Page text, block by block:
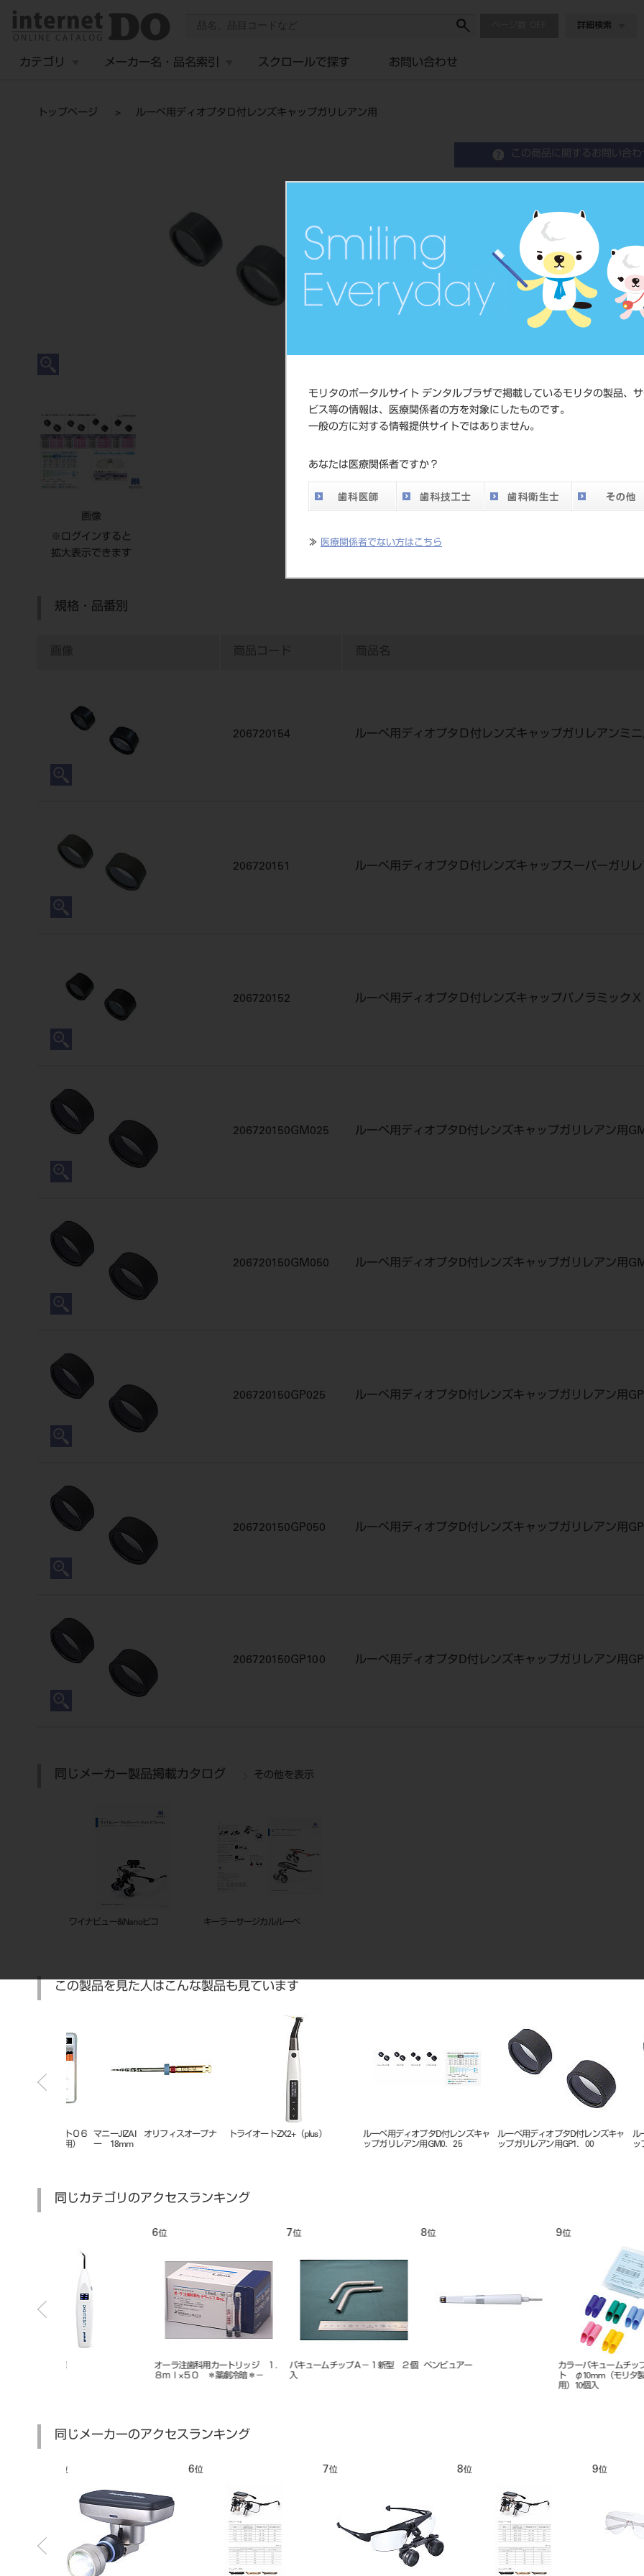
モリタのポータルサイト デンタルプラザで掲載しているモリタの製品、
ビス等の情報は、医療関係者の方を対象にしたものです。
一般の方に対する情報提供サイトではありません。
あなたは医療関係者ですか？
≫ 医療関係者でない方はこちら
詳細検索
カテゴリ メーカー名・品名索引 スクロールで探す お問い合わせ
トップページ ルーペ用ディオプタＤ付レンズキャップガリレアン用
この商品に関するお問い合わ
品目コード 206720150
標準価格
価格の確認は『
ネット会員登録
メーカー （株）キーラー
画像
※ログインすると
拡大表示できます
規格・品番別
画像 商品コード 商品名
206720154 ルーペ用ディオプタＤ付レンズキャップガリレアンミ
206720151 ルーペ用ディオプタＤ付レンズキャップスーパーガリ
206720152 ルーペ用ディオプタＤ付レンズキャップパノラミック
206720150GM025 ルーペ用ディオプタD付レンズキャップガリレアン用
206720150GM050 ルーペ用ディオプタD付レンズキャップガリレアン用
206720150GP025 ルーペ用ディオプタD付レンズキャップガリレアン用
206720150GP050 ルーペ用ディオプタD付レンズキャップガリレアン用
206720150GP100 ルーペ用ディオプタD付レンズキャップガリレアン用
同じメーカー製品掲載カタログ その他を表示
ワイナビュー&Nanoピコ キーラーサージカルルーペ
この製品を見た人はこんな製品も見ています
トライオートZX2+（plus）
ルーペ用ディオプタD付レンズキャ
ルーペ用ディオプタD付レンズキャ
ップガリレアン用GP1．00
ルーペ用ディオプタD付レンズキャ
ップガリレアン用GP0．50
ワイナビ
リレア
同じカテゴリのアクセスランキング
バキュームチップＡ－１新型 ２個
ペンビュアー
カラーバキュームチップゴムソフ
スマートペグ （5入）
C-Rシリ
イプ
同じメーカーのアクセスランキング
7 8 9 10 11